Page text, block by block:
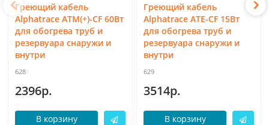
Греющий кабель
Alphatrace ATM(+)-CF 60Вт
для обогрева труб и
резервуара снаружи и
внутри
628
2396р.
В корзину
Греющий кабель
Alphatrace ATE-CF 15Вт
для обогрева труб и
резервуара снаружи и
внутри
629
3514р.
В корзину